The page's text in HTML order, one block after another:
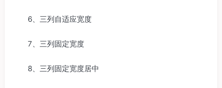
6、三列自适应宽度
7、三列固定宽度
8、三列固定宽度居中